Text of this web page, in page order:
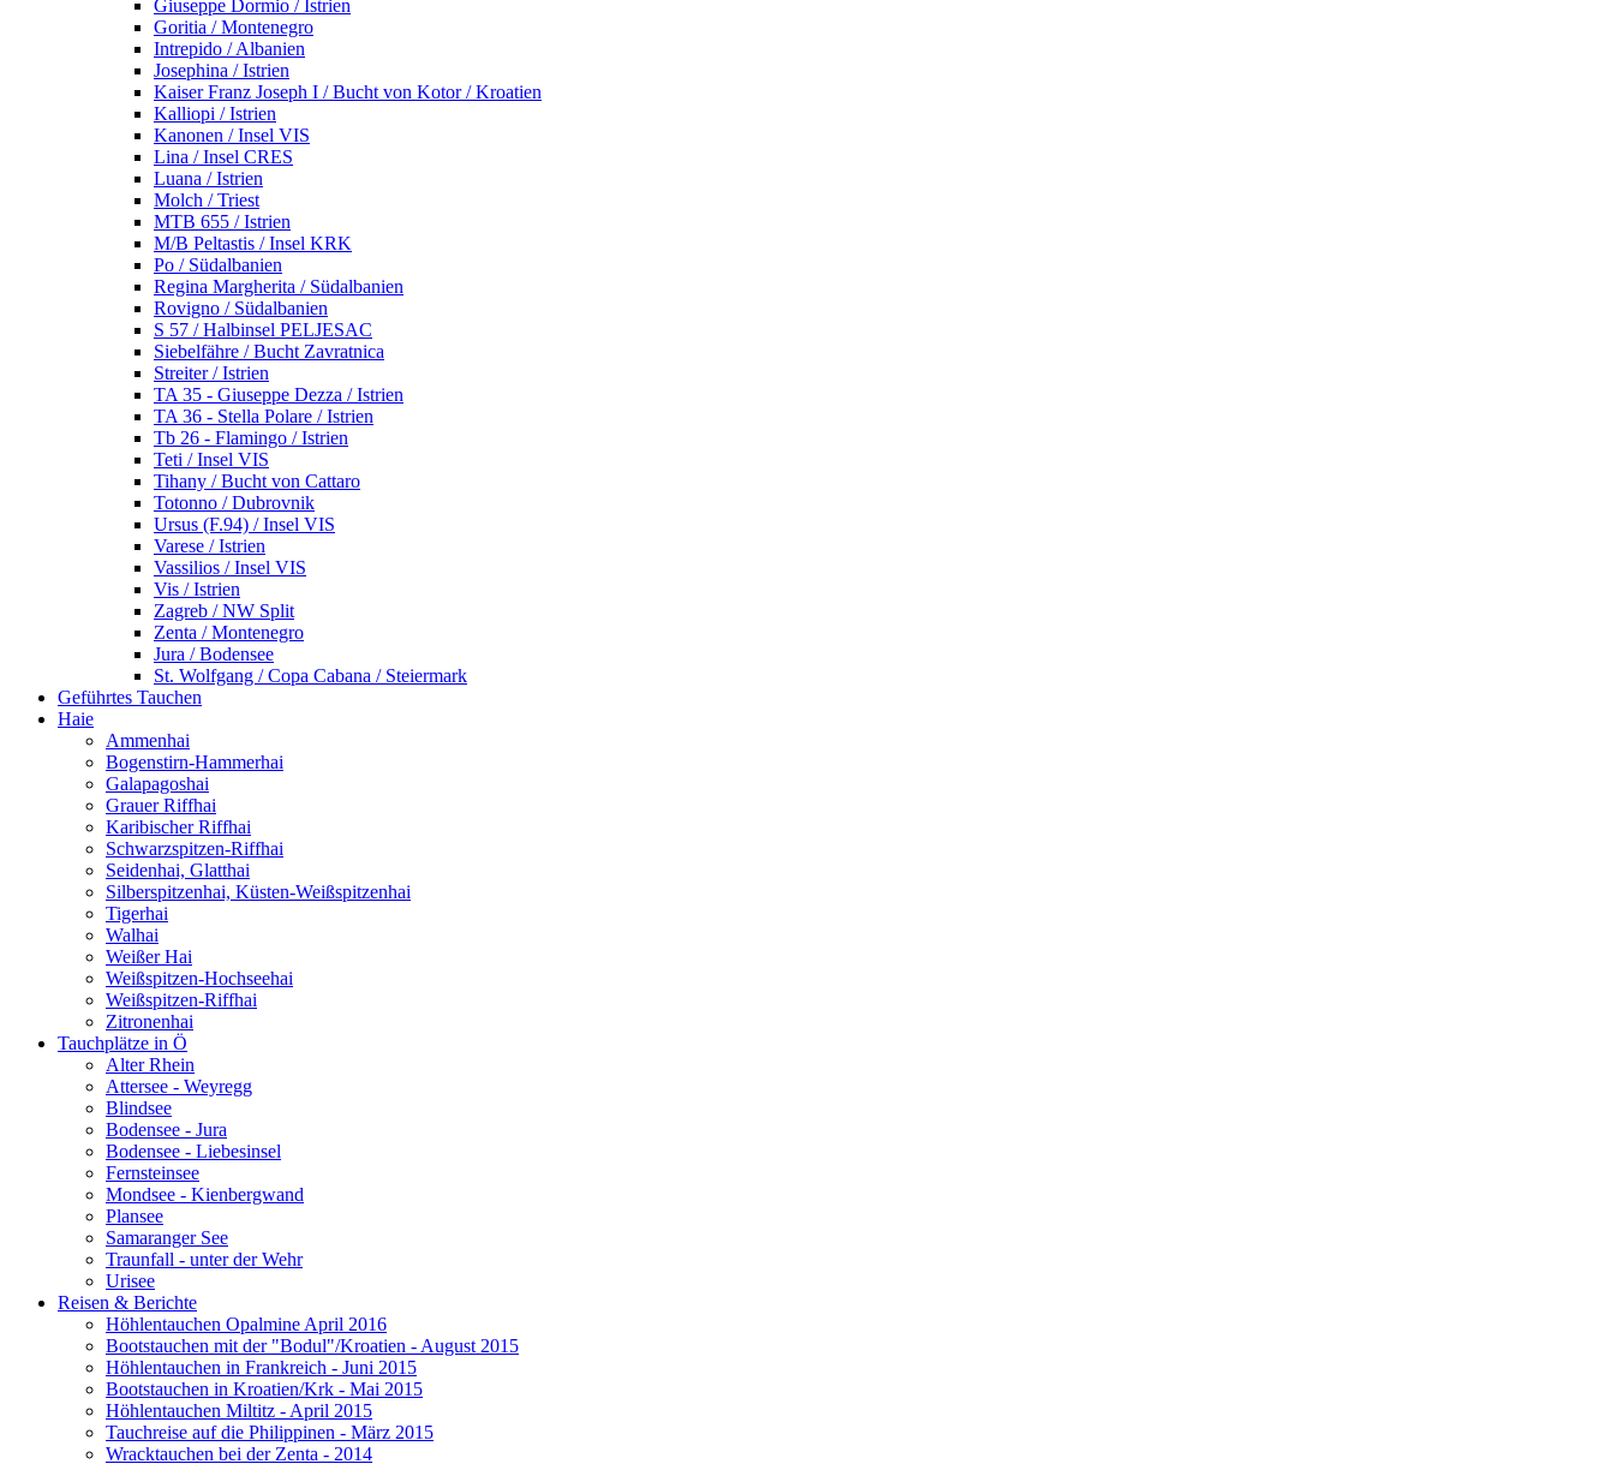
Giuseppe Dormio / Istrien
Goritia / Montenegro
Intrepido / Albanien
Josephina / Istrien
Kaiser Franz Joseph I / Bucht von Kotor / Kroatien
Kalliopi / Istrien
Kanonen / Insel VIS
Lina / Insel CRES
Luana / Istrien
Molch / Triest
MTB 655 / Istrien
M/B Peltastis / Insel KRK
Po / Südalbanien
Regina Margherita / Südalbanien
Rovigno / Südalbanien
S 57 / Halbinsel PELJESAC
Siebelfähre / Bucht Zavratnica
Streiter / Istrien
TA 35 - Giuseppe Dezza / Istrien
TA 36 - Stella Polare / Istrien
Tb 26 - Flamingo / Istrien
Teti / Insel VIS
Tihany / Bucht von Cattaro
Totonno / Dubrovnik
Ursus (F.94) / Insel VIS
Varese / Istrien
Vassilios / Insel VIS
Vis / Istrien
Zagreb / NW Split
Zenta / Montenegro
Jura / Bodensee
St. Wolfgang / Copa Cabana / Steiermark
Geführtes Tauchen
Haie
Ammenhai
Bogenstirn-Hammerhai
Galapagoshai
Grauer Riffhai
Karibischer Riffhai
Schwarzspitzen-Riffhai
Seidenhai, Glatthai
Silberspitzenhai, Küsten-Weißspitzenhai
Tigerhai
Walhai
Weißer Hai
Weißspitzen-Hochseehai
Weißspitzen-Riffhai
Zitronenhai
Tauchplätze in Ö
Alter Rhein
Attersee - Weyregg
Blindsee
Bodensee - Jura
Bodensee - Liebesinsel
Fernsteinsee
Mondsee - Kienbergwand
Plansee
Samaranger See
Traunfall - unter der Wehr
Urisee
Reisen & Berichte
Höhlentauchen Opalmine April 2016
Bootstauchen mit der "Bodul"/Kroatien - August 2015
Höhlentauchen in Frankreich - Juni 2015
Bootstauchen in Kroatien/Krk - Mai 2015
Höhlentauchen Miltitz - April 2015
Tauchreise auf die Philippinen - März 2015
Wracktauchen bei der Zenta - 2014